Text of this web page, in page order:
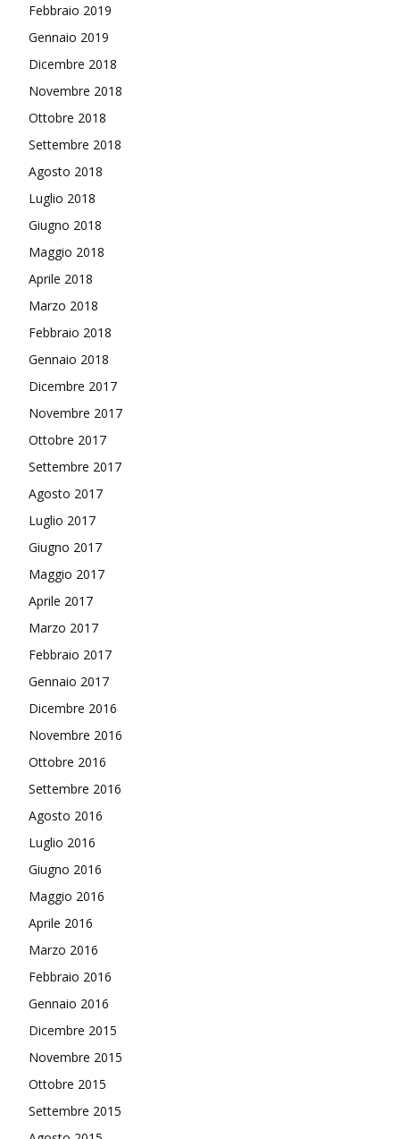
Febbraio 2019
Gennaio 2019
Dicembre 2018
Novembre 2018
Ottobre 2018
Settembre 2018
Agosto 2018
Luglio 2018
Giugno 2018
Maggio 2018
Aprile 2018
Marzo 2018
Febbraio 2018
Gennaio 2018
Dicembre 2017
Novembre 2017
Ottobre 2017
Settembre 2017
Agosto 2017
Luglio 2017
Giugno 2017
Maggio 2017
Aprile 2017
Marzo 2017
Febbraio 2017
Gennaio 2017
Dicembre 2016
Novembre 2016
Ottobre 2016
Settembre 2016
Agosto 2016
Luglio 2016
Giugno 2016
Maggio 2016
Aprile 2016
Marzo 2016
Febbraio 2016
Gennaio 2016
Dicembre 2015
Novembre 2015
Ottobre 2015
Settembre 2015